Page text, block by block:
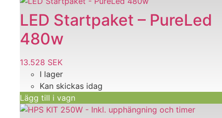
produktsidan
LED Startpaket – PureLed
480w
13.528 SEK
I lager
Kan skickas idag
Lägg till i vagn